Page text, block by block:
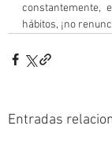
constantemente,
hábitos, ¡no
Entradas